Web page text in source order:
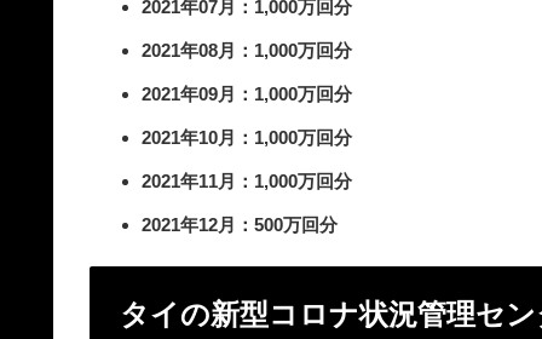
2021年07月：1,000万回分
2021年08月：1,000万回分
2021年09月：1,000万回分
2021年10月：1,000万回分
2021年11月：1,000万回分
2021年12月：500万回分
タイの新型コロナ状況管理セ